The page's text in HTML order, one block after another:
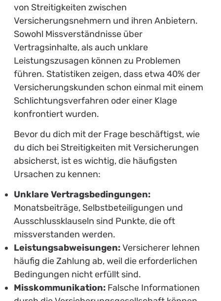
von Streitigkeiten zwischen
Versicherungsnehmern und ihren Anbietern.
Sowohl Missverständnisse über
Vertragsinhalte, als auch unklare
Leistungszusagen können zu Problemen
führen. Statistiken zeigen, dass etwa 40% der
Versicherungskunden schon einmal mit einem
Schlichtungsverfahren oder einer Klage
konfrontiert wurden.
Bevor du dich mit der Frage beschäftigst, wie
du dich bei Streitigkeiten mit Versicherungen
absicherst, ist es wichtig, die häufigsten
Ursachen zu kennen:
Unklare Vertragsbedingungen:
Monatsbeiträge, Selbstbeteiligungen und
Ausschlussklauseln sind Punkte, die oft
missverstanden werden.
Leistungsabweisungen:Versicherer lehnen
häufig die Zahlung ab, weil die erforderlichen
Bedingungen nicht erfüllt sind.
Misskommunikation:Falsche Informationen